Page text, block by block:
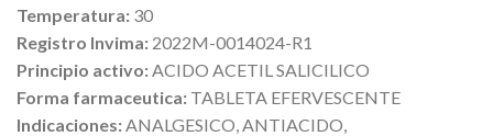
Temperatura: 30
Registro Invima: 2022M-0014024-R1
Principio activo:ACIDO ACETIL SALICILICO
Forma farmaceutica: TABLETA EFERVESCENTE
Indicaciones:ANALGESICO, ANTIACIDO,